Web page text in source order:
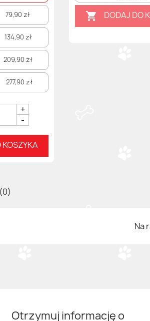
79,90 zł
134,90 zł
209,90 zł
277,90 zł
+
-
 DODAJ DO
Na
Otrzymuj informację o